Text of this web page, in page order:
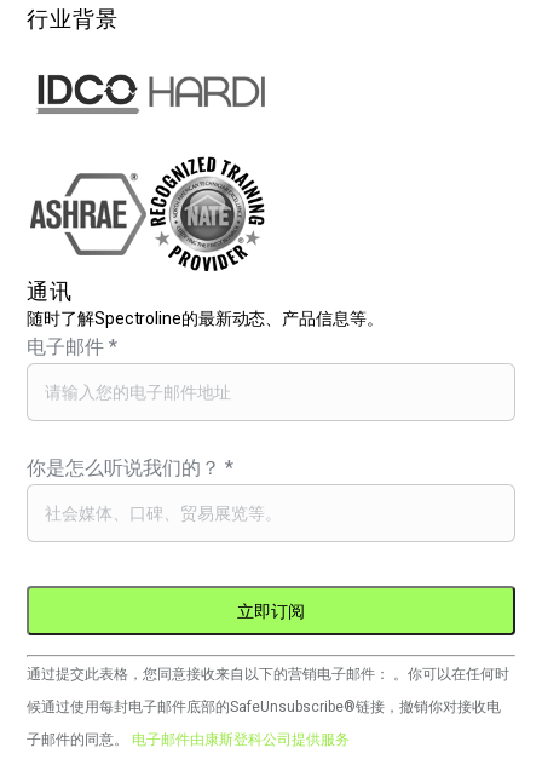
行业背景
通讯
随时了解Spectroline的最新动态、产品信息等。
电子邮件*
你是怎么听说我们的？*
Constant
Contact
的
通过提交此表格，您同意接收来自以下的营销电子邮件： 。你可以在任何时
候通过使用每封电子邮件底部的SafeUnsubscribe®链接，撤销你对接收电
子邮件的同意。 电子邮件由康斯登科公司提供服务